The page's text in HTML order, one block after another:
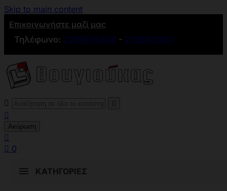
Skip to main content
Επικοινωνήστε μαζί μας
Τηλέφωνο: 2109836846 - 2109881501
 

Ακύρωση

 0
ΚΑΤΗΓΟΡΊΕΣ